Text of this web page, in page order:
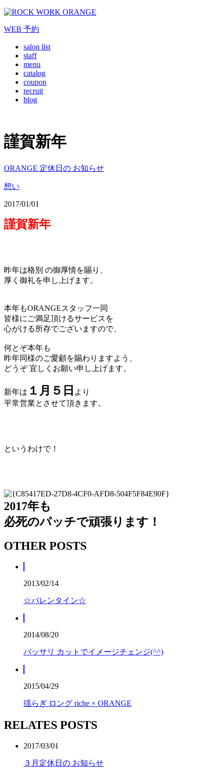
WEB 予約
salon list
staff
menu
catalog
coupon
recruit
blog
謹賀新年
ORANGE 定休日の お知らせ
想い
2017/01/01
謹賀新年
昨年は格別 の御厚情を賜り、
厚く御礼を申し上げます。
本年もORANGEスタッフ一同
皆様にご満足頂けるサービスを
心がける所存でございますので、
何とぞ本年も
昨年同様のご愛顧を賜わりますよう、
どうぞ 宜しくお願い申し上げます。
新年は １月５日 より
平常営業とさせて頂きます。
というわけで！
2017年も
必死のパッチで頑張ります！
OTHER POSTS
2013/02/14
☆バレンタイン☆
2014/08/20
バッサリ カットでイメージチェンジ(^^)
2015/04/29
揺らぎ ロング riche × ORANGE
RELATES POSTS
2017/03/01
３月定休日の お知らせ